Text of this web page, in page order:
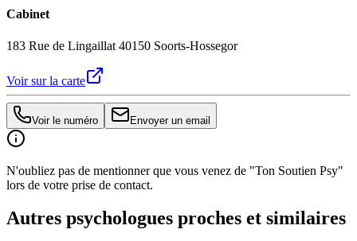
Cabinet
183 Rue de Lingaillat 40150 Soorts-Hossegor
Voir sur la carte
Voir le numéro Envoyer un email
N'oubliez pas de mentionner que vous venez de "Ton Soutien Psy"
lors de votre prise de contact.
Autres psychologues proches et similaires